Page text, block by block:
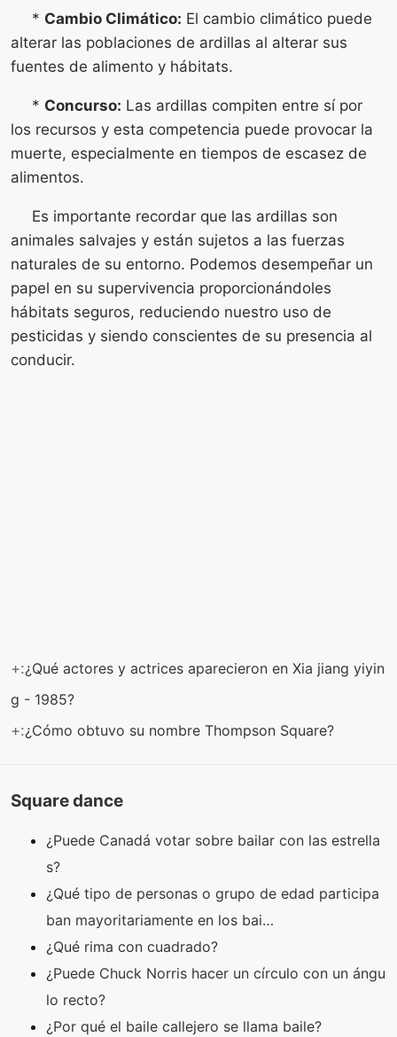
* Cambio Climático: El cambio climático puede
alterar las poblaciones de ardillas al alterar sus
fuentes de alimento y hábitats.
* Concurso: Las ardillas compiten entre sí por
los recursos y esta competencia puede provocar la
muerte, especialmente en tiempos de escasez de
alimentos.
Es importante recordar que las ardillas son
animales salvajes y están sujetos a las fuerzas
naturales de su entorno. Podemos desempeñar un
papel en su supervivencia proporcionándoles
hábitats seguros, reduciendo nuestro uso de
pesticidas y siendo conscientes de su presencia al
conducir.
+:¿Qué actores y actrices aparecieron en Xia jiang yiyin
g - 1985?
+:¿Cómo obtuvo su nombre Thompson Square?
Square dance
¿Puede Canadá votar sobre bailar con las estrella
s?
¿Qué tipo de personas o grupo de edad participa
ban mayoritariamente en los bai…
¿Qué rima con cuadrado?
¿Puede Chuck Norris hacer un círculo con un ángu
lo recto?
¿Por qué el baile callejero se llama baile?